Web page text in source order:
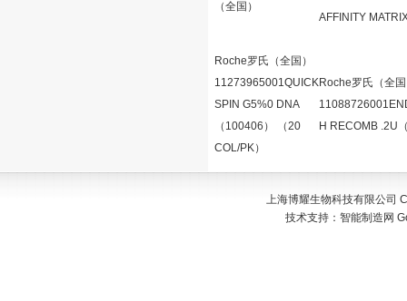
（全国）
AFFINITY
Roche罗氏（全国）
11273965001QUICK
SPIN G5%0 DNA
（100406） （20
COL/PK）
Roche罗氏（全
H RECOMB .2U
上海博耀生物科技有限公司
技术支持： 智能制造网